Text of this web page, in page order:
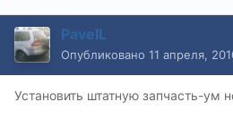
PavelL
Опубликовано 11 апреля,
Установить штатную запчасть-ум